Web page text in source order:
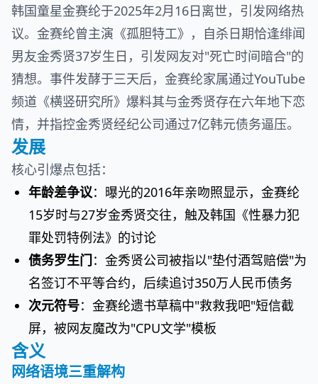
韩国童星金赛纶于2025年2月16日离世，引发网络热
议。金赛纶曾主演《孤胆特工》，自杀日期恰逢绯闻
男友金秀贤37岁生日，引发网友对"死亡时间暗合"的
猜想。事件发酵于三天后，金赛纶家属通过YouTube
频道《横竖研究所》爆料其与金秀贤存在六年地下恋
情，并指控金秀贤经纪公司通过7亿韩元债务逼压。
发展
核心引爆点包括：
年龄差争议：曝光的2016年亲吻照显示，金赛纶
15岁时与27岁金秀贤交往，触及韩国《性暴力犯
罪处罚特例法》的讨论
债务罗生门：金秀贤公司被指以"垫付酒驾赔偿"为
名签订不平等合约，后续追讨350万人民币债务
次元符号：金赛纶遗书草稿中"救救我吧"短信截
屏，被网友魔改为"CPU文学"模板
含义
网络语境三重解构